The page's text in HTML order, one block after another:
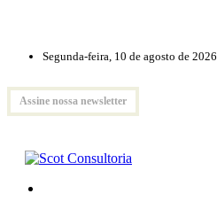
Segunda-feira, 10 de agosto de 2026
Assine nossa newsletter